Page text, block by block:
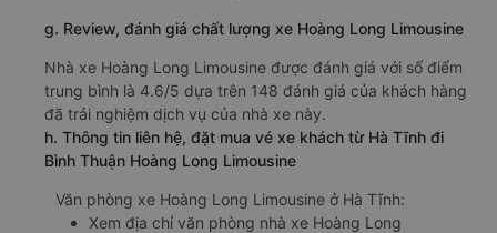
g. Review, đánh giá chất lượng xe Hoàng Long Limousine
Nhà xe Hoàng Long Limousine được đánh giá với số điểm
trung bình là 4.6/5 dựa trên 148 đánh giá của khách hàng
đã trải nghiệm dịch vụ của nhà xe này.
h. Thông tin liên hệ, đặt mua vé xe khách từ Hà Tĩnh đi
Bình Thuận Hoàng Long Limousine
Văn phòng xe Hoàng Long Limousine ở Hà Tĩnh:
Xem địa chỉ văn phòng nhà xe Hoàng Long